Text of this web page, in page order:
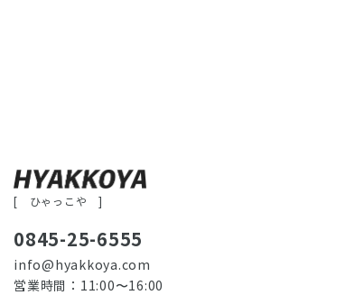
[ ひゃっこや ]
0845-25-6555
info@hyakkoya.com
営業時間：11:00〜16:00